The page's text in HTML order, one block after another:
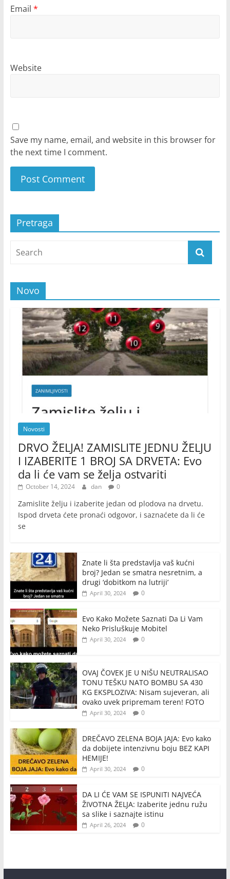
Email *
Website
Save my name, email, and website in this browser for
the next time I comment.
Pretraga
Novo
Novosti
DRVO ŽELJA! ZAMISLITE JEDNU ŽELJU
I IZABERITE 1 BROJ SA DRVETA: Evo
da li će vam se želja ostvariti
October 14, 2024 dan 0
Zamislite želju i izaberite jedan od plodova na drvetu.
Ispod drveta ćete pronaći odgovor, i saznaćete da li će
se
Znate li šta predstavlja vaš kućni
broj? Jedan se smatra nesretnim, a
drugi ‘dobitkom na lutriji’
April 30, 2024 0
Evo Kako Možete Saznati Da Li Vam
Neko Prisluškuje Mobitel
April 30, 2024 0
OVAJ ČOVEK JE U NIŠU NEUTRALISAO
TONU TEŠKU NATO BOMBU SA 430
KG EKSPLOZIVA: Nisam sujeveran, ali
ovako uvek pripremam teren! FOTO
April 30, 2024 0
DREČAVO ZELENA BOJA JAJA: Evo kako
da dobijete intenzivnu boju BEZ KAPI
HEMIJE!
April 30, 2024 0
DA LI ĆE VAM SE ISPUNITI NAJVEĆA
ŽIVOTNA ŽELJA: Izaberite jednu ružu
sa slike i saznajte istinu
April 26, 2024 0